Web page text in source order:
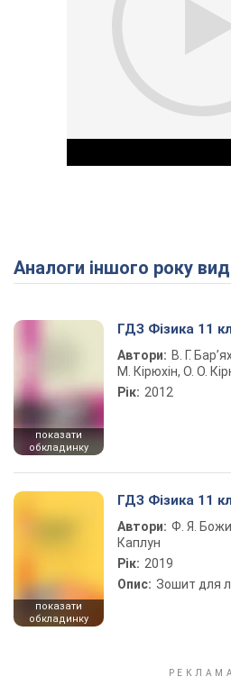
Аналоги іншого року
показати
обкладинку
ГДЗ Фізика 11
Автори: В. Г.
М. Кірюхін, О. О.
Рік: 2012
показати
обкладинку
ГДЗ Фізика 11
Автори: Ф. Я.
Каплун
Рік: 2019
Опис: Зошит для